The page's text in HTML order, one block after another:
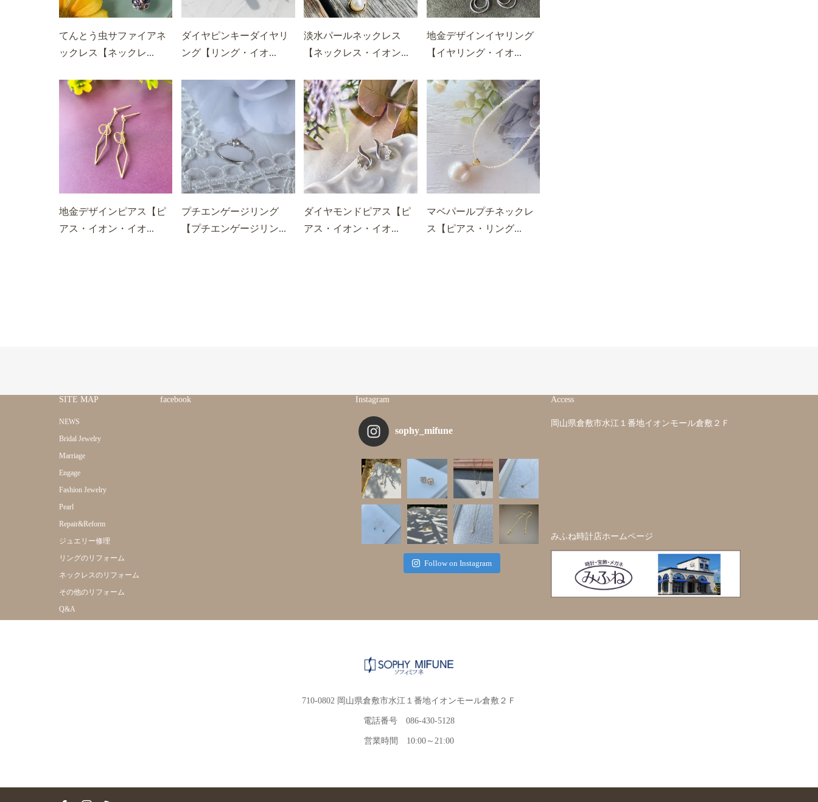
てんとう虫サファイアネ
ックレス【ネックレ...
ダイヤピンキーダイヤリ
ング【リング・イオ...
淡水パールネックレス
【ネックレス・イオン...
地金デザインイヤリング
【イヤリング・イオ...
地金デザインピアス【ピ
アス・イオン・イオ...
プチエンゲージリング
【プチエンゲージリン...
ダイヤモンドピアス【ピ
アス・イオン・イオ...
マベパールプチネックレ
ス【ピアス・リング...
SITE MAP
NEWS
Bridal Jewelry
Marriage
Engage
Fashion Jewelry
Pearl
Repair&Reform
ジュエリー修理
リングのリフォーム
ネックレスのリフォーム
その他のリフォーム
Q&A
facebook Instagram
sophy_mifune
Follow on Instagram
Access
岡山県倉敷市水江１番地イオンモール倉敷２Ｆ
みふね時計店ホームページ
710-0802 岡山県倉敷市水江１番地イオンモール倉敷２Ｆ
電話番号 086-430-5128
営業時間 10:00～21:00